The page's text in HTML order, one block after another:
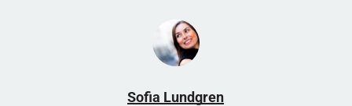
Sofia Lundgren